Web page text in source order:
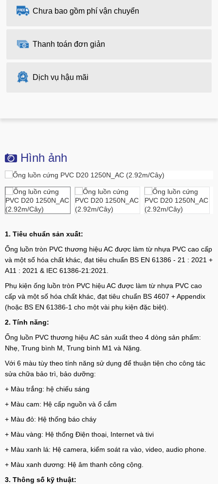
Chưa bao gồm phí vận chuyển
Thanh toán đơn giản
Dịch vụ hậu mãi
Hình ảnh
1. Tiêu chuẩn sản xuất:
Ống luồn tròn PVC thương hiệu AC được làm từ nhựa PVC cao cấp
và một số hóa chất khác, đạt tiêu chuẩn BS EN 61386 - 21 : 2021 +
A11 : 2021 & IEC 61386-21:2021.
Phụ kiện ống luồn tròn PVC hiệu AC được làm từ nhựa PVC cao
cấp và một số hóa chất khác, đạt tiêu chuẩn BS 4607 + Appendix
(hoặc BS EN 61386-1 cho một vài phụ kiện đặc biệt).
2. Tính năng:
Ống luồn PVC thương hiệu AC sản xuất theo 4 dòng sản phẩm:
Nhẹ, Trung bình M, Trung bình M1 và Nặng.
Với 6 màu tùy theo tính năng sử dụng để thuận tiện cho công tác
sửa chữa bảo trì, bảo dưỡng:
+ Màu trắng: hệ chiếu sáng
+ Màu cam: Hệ cấp nguồn và ổ cắm
+ Màu đỏ: Hệ thống báo cháy
+ Màu vàng: Hệ thống Điện thoại, Internet và tivi
+ Màu xanh lá: Hệ camera, kiểm soát ra vào, video, audio phone.
+ Màu xanh dương: Hệ âm thanh công cộng.
3. Thông số kỹ thuật: